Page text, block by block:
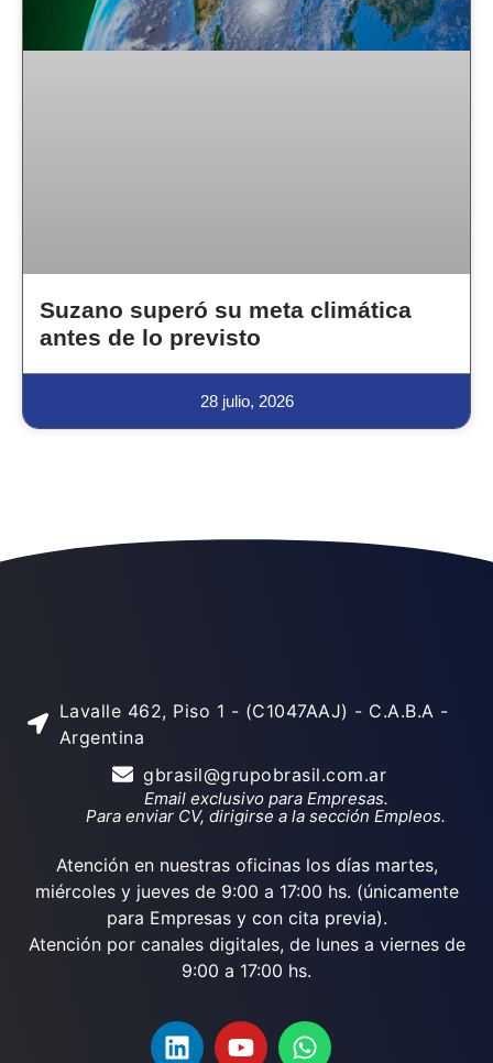
Suzano superó su meta climática
antes de lo previsto
28 julio, 2026
Lavalle 462, Piso 1 - (C1047AAJ) - C.A.B.A -
Argentina
gbrasil@grupobrasil.com.ar
Email exclusivo para Empresas.
Para enviar CV, dirigirse a la sección Empleos.
Atención en nuestras oficinas los días martes,
miércoles y jueves de 9:00 a 17:00 hs. (únicamente
para Empresas y con cita previa).
Atención por canales digitales, de lunes a viernes de
9:00 a 17:00 hs.